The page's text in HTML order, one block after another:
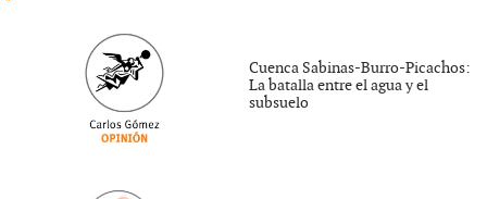
Cuenca Sabinas-Burro-Picachos:
La batalla entre el agua y el
subsuelo